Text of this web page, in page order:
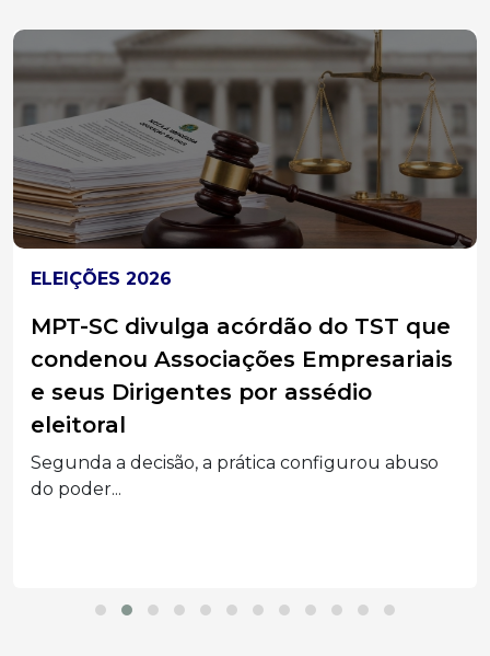
ELEIÇÕES 2026
MPT-SC divulga acórdão do TST que
condenou Associações Empresariais
e seus Dirigentes por assédio
eleitoral
Segunda a decisão, a prática configurou abuso
do poder...